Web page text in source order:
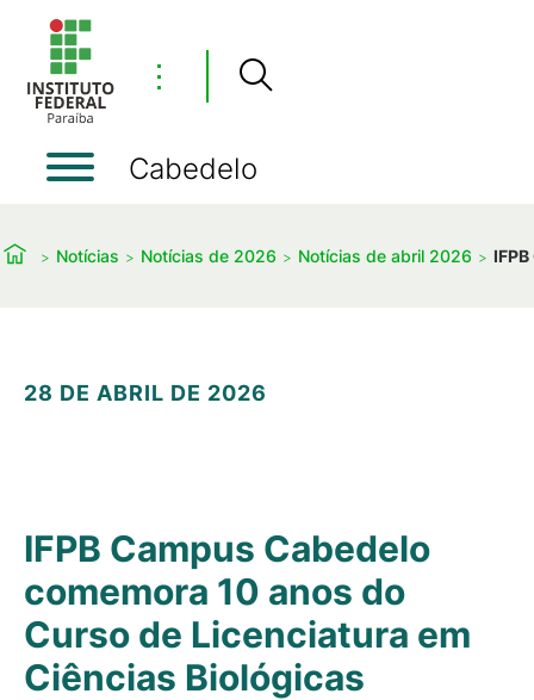
⋮
Cabedelo
Notícias Notícias de 2026 Notícias de abril 2026
28 DE ABRIL DE 2026
IFPB Campus Cabedelo
comemora 10 anos do
Curso de Licenciatura em
Ciências Biológicas